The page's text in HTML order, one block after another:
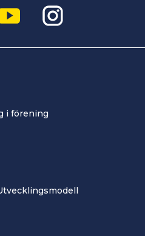
i förening